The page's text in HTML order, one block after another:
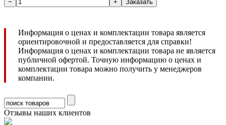
Информация о ценах и комплектации товара является
ориентировочной и предоставляется для справки!
Информация о ценах и комплектации товара не является
публичной офертой. Точную информацию о ценах и
комплектации товара можно получить у менеджеров
компании.
Отзывы наших клиентов